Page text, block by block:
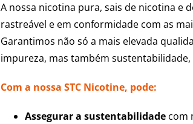
A nossa nicotina pura, sais de nicotina e
rastreável e em conformidade com as
Garantimos não só a mais elevada
impureza, mas também
Com a nossa STC Nicotine, pode:
Assegurar a sustentabilidade com